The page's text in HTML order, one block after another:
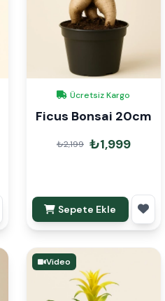
Ücretsiz Kargo
Ficus Bonsai 20cm
₺2,199 ₺1,999
Sepete Ekle
Video